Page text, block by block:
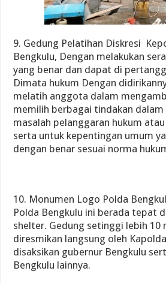
9. Gedung Pelatihan Diskresi
Bengkulu, Dengan melakukan
yang benar dan dapat di
Dimata hukum Dengan
melatih anggota dalam
memilih berbagai tindakan dalam
masalah pelanggaran hukum
serta untuk kepentingan umum
dengan benar sesuai norma
10. Monumen Logo Polda
Polda Bengkulu ini berada tepat
shelter. Gedung setinggi lebih
diresmikan langsung oleh
disaksikan gubernur Bengkulu
Bengkulu lainnya.